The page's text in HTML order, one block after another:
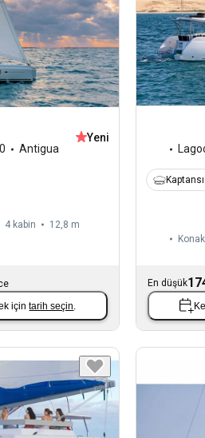
Antigua
Yeni
4 kabin
12,8 m
içintarih seçin
En düşük